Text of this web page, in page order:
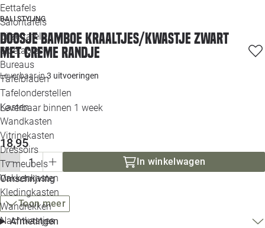
Eettafels
Salontafels
Bijzettafels
Sidetables
Bureaus
Tafelbladen
Tafelonderstellen
Kasten
Wandkasten
Vitrinekasten
Dressoirs
Tv meubels
Vakkenkasten
Kledingkasten
Wandrekken
Nachtkastjes
BALI STYLING
Doosje Bamboe kraaltjes/kwastje zwart
met creme randje
Leverbaar in3 uitvoeringen
Leverbaar binnen 1 week
18,95
In winkelwagen
Omschrijving
Toon meer
Afmetingen